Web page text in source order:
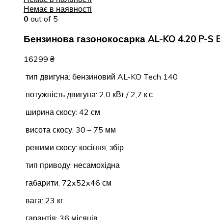
Немає в наявності
0 out of 5
Бензинова газонокосарка AL-KO 4.20 P-S
16299 ₴
тип двигуна: бензиновий AL-KO Tech 140
потужність двигуна: 2,0 кВт / 2,7 к.с.
ширина скосу: 42 см
висота скосу: 30 – 75 мм
режими скосу: косіння, збір
тип приводу: несамохідна
габарити: 72x52x46 см
вага: 23 кг
гарантія: 36 місяців